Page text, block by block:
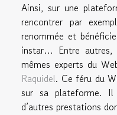
Ainsi, sur une
rencontrer par
renommée et
instar… Entre autres,
mêmes experts du
Raquidel. Ce féru du
sur sa plateforme.
d’autres prestations